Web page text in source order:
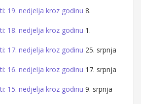
19. nedjelja kroz godinu 8.
18. nedjelja kroz godinu 1.
17. nedjelja kroz godinu 25. srpnja
16. nedjelja kroz godinu 17. srpnja
15. nedjelja kroz godinu 9. srpnja